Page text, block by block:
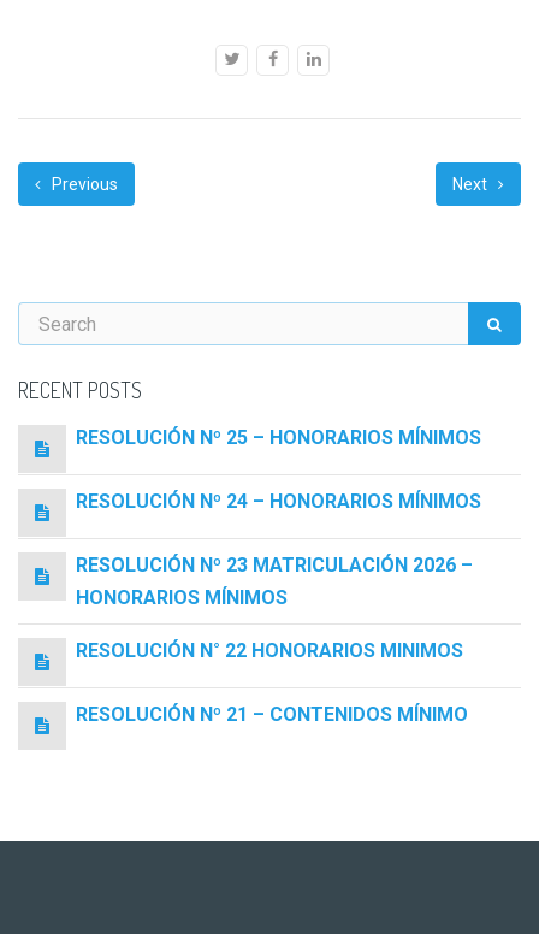
Previous Next
RECENT POSTS
RESOLUCIÓN Nº 25 – HONORARIOS MÍNIMOS
RESOLUCIÓN Nº 24 – HONORARIOS MÍNIMOS
RESOLUCIÓN Nº 23 MATRICULACIÓN 2026 –
HONORARIOS MÍNIMOS
RESOLUCIÓN N° 22 HONORARIOS MINIMOS
RESOLUCIÓN Nº 21 – CONTENIDOS MÍNIMO